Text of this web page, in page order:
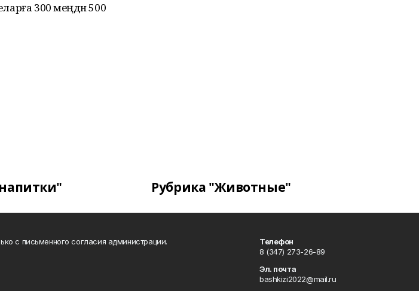
300 меңдән 500
Рубрика "Животные"
с письменного согласия администрации.
Телефон
8 (347) 273-26-89
Эл. почта
bashkizi2022@mail.ru